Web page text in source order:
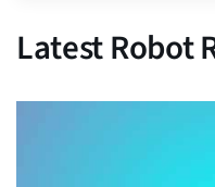
Latest Robot